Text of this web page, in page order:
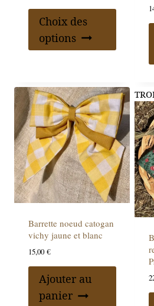
Choix des
options
Barrette noeud catogan
vichy jaune et blanc
15,00 €
Ajouter au
panier